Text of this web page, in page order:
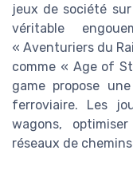
jeux de société
véritable
« Aventuriers du
comme « Age of
game propose
ferroviaire. Les
wagons,
réseaux de